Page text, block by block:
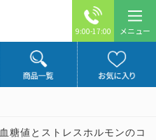
9:00-17:00 メニュー
糖値とストレスホルモンのコ